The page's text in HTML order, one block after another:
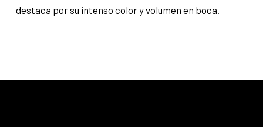
destaca por su intenso color y volumen en boca.